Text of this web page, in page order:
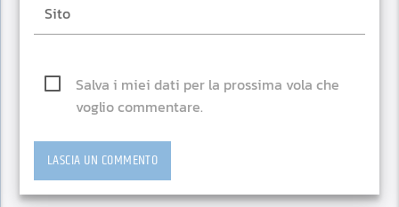
Salva i miei dati per la prossima vola che
voglio commentare.